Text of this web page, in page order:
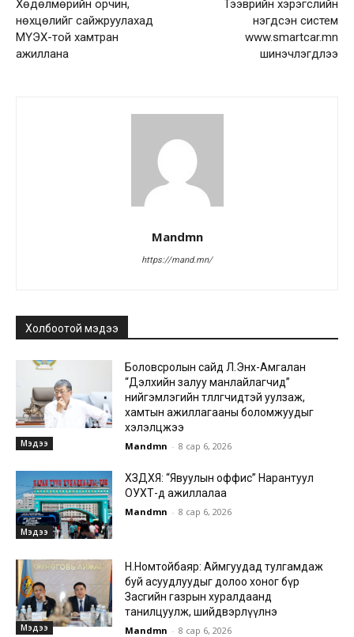
Хөдөлмөрийн орчин,
нөхцөлийг сайжруулахад
МҮЭХ-той хамтран
ажиллана
Тээврийн хэрэгслийн
нэгдсэн систем
www.smartcar.mn
шинэчлэгдлээ
Mandmn
https://mand.mn/
Холбоотой мэдээ
Мэдээ
Боловсролын сайд Л.Энх-Амгалан
“Дэлхийн залуу манлайлагчид”
нийгэмлэгийн төлөөлөгчидтэй уулзаж,
хамтын ажиллагааны боломжуудыг
хэлэлцжээ
Mandmn - 8 сар 6, 2026
Мэдээ
ХЗДХЯ: “Явуулын оффис” Нарантуул
ОУХТ-д ажиллалаа
Mandmn - 8 сар 6, 2026
Мэдээ
Н.Номтойбаяр: Аймгуудад тулгамдаж
буй асуудлуудыг долоо хоног бүр
Засгийн газрын хуралдаанд
танилцуулж, шийдвэрлүүлнэ
Mandmn - 8 сар 6, 2026